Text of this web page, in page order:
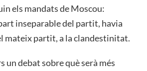
els mandats de Moscou:
inseparable del partit, havia
mateix partit, a la clandestinitat.
un debat sobre què serà més